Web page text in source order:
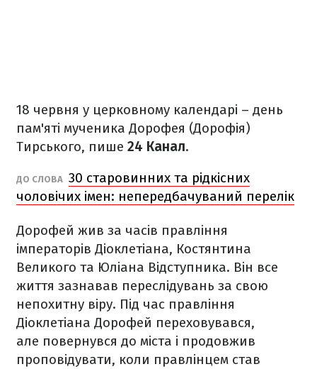
18 червня у церковному календарі – день
пам'яті мученика Дорофея (Дорофія)
Тирського, пише 24 Канал.
ДО СЛОВА 30 старовинних та рідкісних
чоловічих імен: непередбачуваний перелік
Дорофей жив за часів правління
імператорів Діоклетіана, Костянтина
Великого та Юліана Відступника. Він все
життя зазнавав переслідувань за свою
непохитну віру. Під час правління
Діоклетіана Дорофей переховувався,
але повернувся до міста і продовжив
проповідувати, коли правлінцем став